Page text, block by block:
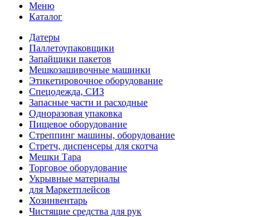
Меню
Каталог
Датеры
Паллетоупаковщики
Запайщики пакетов
Мешкозашивочные машинки
Этикетировочное оборудование
Спецодежда, СИЗ
Запасные части и расходные
Одноразовая упаковка
Пищевое оборудование
Стреппинг машины, оборудование
Стретч, диспенсеры для скотча
Мешки Тара
Торговое оборудование
Укрывные материалы
для Маркетплейсов
Хозинвентарь
Чистящие средства для рук